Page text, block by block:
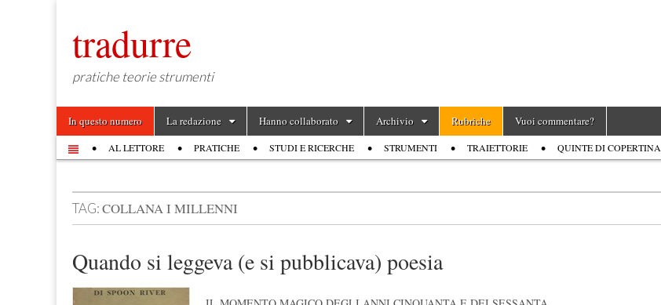
tradurre
pratiche teorie strumenti
Main menu
Skip to content
In questo numero La redazione Hanno collaborato Archivio Rubriche Vuoi commentare?
Sub menu
AL LETTORE PRATICHE STUDI E RICERCHE STRUMENTI TRAIETTORIE QUINTE DI COPERTINA
TAG:COLLANA I MILLENNI
Quando si leggeva (e si pubblicava) poesia